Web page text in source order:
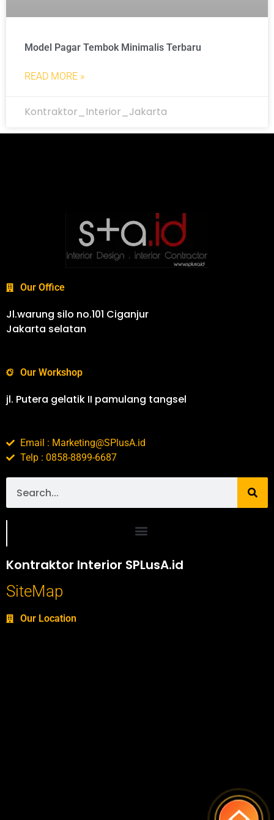
Model Pagar Tembok Minimalis Terbaru
READ MORE »
Kontraktor_Interior_Jakarta
Our Office
Jl.warung silo no.101 Ciganjur
Jakarta selatan
Our Workshop
jl. Putera gelatik II pamulang tangsel
Email : Marketing@SPlusA.id
Telp : 0858-8899-6687
Kontraktor Interior SPLusA.id
SiteMap
Our Location